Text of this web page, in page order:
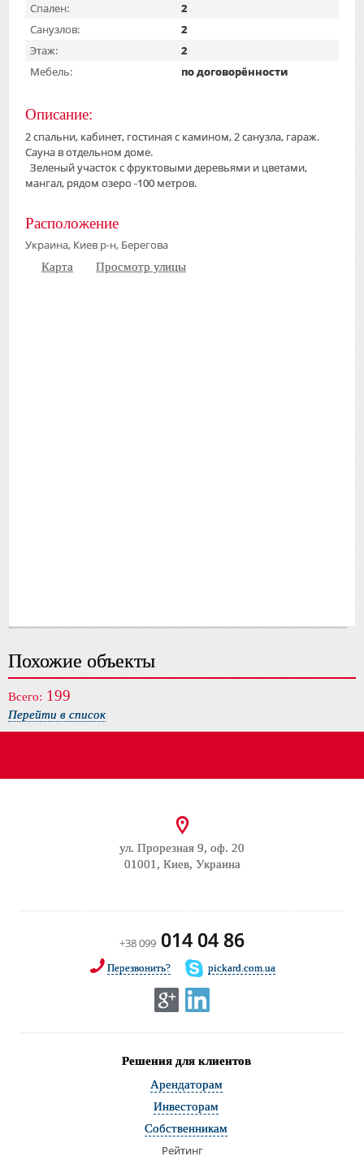
Спален:
2
Санузлов:
2
Этаж:
2
Мебель:
по договорённости
Описание:
2 спальни, кабинет, гостиная с камином, 2 санузла, гараж.
Сауна в отдельном доме.
Зеленый участок с фруктовыми деревьями и цветами,
мангал, рядом озеро -100 метров.
Расположение
Украина, Киев р-н, Берегова
Карта Просмотр улицы
Похожие объекты
Всего: 199
Перейти в список
ул. Прорезная 9, оф. 20
01001, Киев, Украина
+38 099 014 04 86
Перезвонить? pickard.com.ua
Решения для клиентов
Арендаторам
Инвесторам
Собственникам
Рейтинг